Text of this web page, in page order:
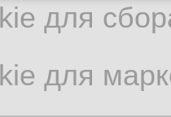
для
для